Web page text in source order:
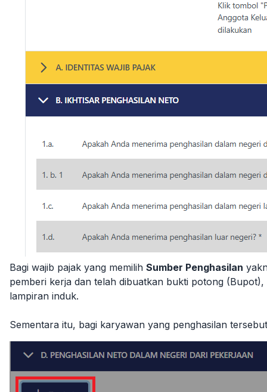
Bagi wajib pajak yang memilih Sumber Penghasilan
pemberi kerja dan telah dibuatkan bukti potong
lampiran induk.
Sementara itu, bagi karyawan yang penghasilan